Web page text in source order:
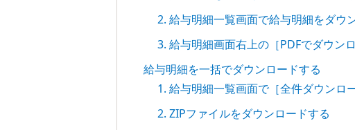
2. 給与明細一覧画面で給与明細をダウ
3. 給与明細画面右上の［PDFでダウン
給与明細を一括でダウンロードする
1. 給与明細一覧画面で［全件ダウンロ
2. ZIPファイルをダウンロードする